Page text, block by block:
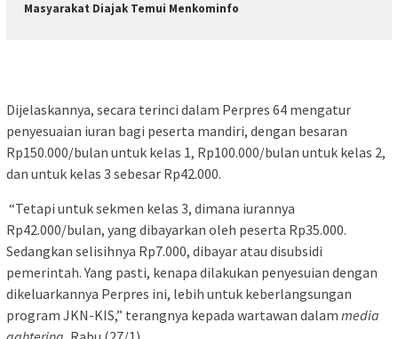
Masyarakat Diajak Temui Menkominfo
Dijelaskannya, secara terinci dalam Perpres 64 mengatur
penyesuaian iuran bagi peserta mandiri, dengan besaran
Rp150.000/bulan untuk kelas 1, Rp100.000/bulan untuk kelas 2,
dan untuk kelas 3 sebesar Rp42.000.
“Tetapi untuk sekmen kelas 3, dimana iurannya
Rp42.000/bulan, yang dibayarkan oleh peserta Rp35.000.
Sedangkan selisihnya Rp7.000, dibayar atau disubsidi
pemerintah. Yang pasti, kenapa dilakukan penyesuian dengan
dikeluarkannya Perpres ini, lebih untuk keberlangsungan
program JKN-KIS,” terangnya kepada wartawan dalam media